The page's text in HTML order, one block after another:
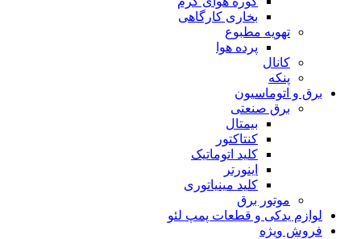
بخاری کارگاهی
تهویه مطبوع
پرده هوا
کانال
پنکه
برق و اتوماسیون
برق صنعتی
بیمتال
کنتاکتور
کلید اتوماتیک
اینورتر
کلید مینیاتوری
موتور برق
لوازم یدکی و قطعات پمپ لئو
فروش ویژه